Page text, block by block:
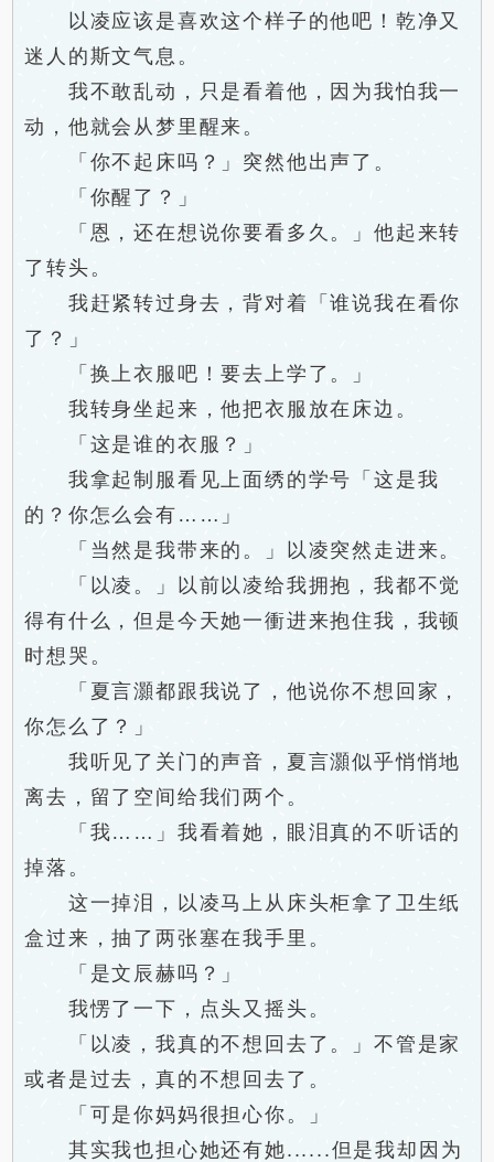
以凌应该是喜欢这个样子的他吧！乾净又
迷人的斯文气息。
我不敢乱动，只是看着他，因为我怕我一
动，他就会从梦里醒来。
「你不起床吗？」突然他出声了。
「你醒了？」
「恩，还在想说你要看多久。」他起来转
了转头。
我赶紧转过身去，背对着「谁说我在看你
了？」
「换上衣服吧！要去上学了。」
我转身坐起来，他把衣服放在床边。
「这是谁的衣服？」
我拿起制服看见上面绣的学号「这是我
的？你怎么会有……」
「当然是我带来的。」以凌突然走进来。
「以凌。」以前以凌给我拥抱，我都不觉
得有什么，但是今天她一衝进来抱住我，我顿
时想哭。
「夏言灝都跟我说了，他说你不想回家，
你怎么了？」
我听见了关门的声音，夏言灝似乎悄悄地
离去，留了空间给我们两个。
「我……」我看着她，眼泪真的不听话的
掉落。
这一掉泪，以凌马上从床头柜拿了卫生纸
盒过来，抽了两张塞在我手里。
「是文辰赫吗？」
我愣了一下，点头又摇头。
「以凌，我真的不想回去了。」不管是家
或者是过去，真的不想回去了。
「可是你妈妈很担心你。」
其实我也担心她还有她......但是我却因为